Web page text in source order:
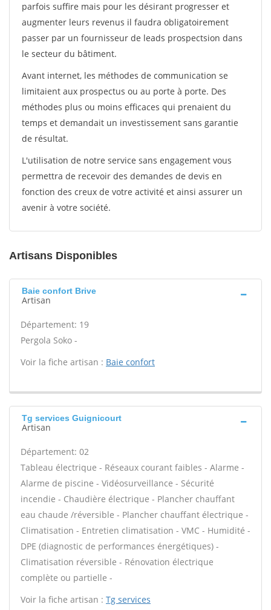
parfois suffire mais pour les désirant progresser et
augmenter leurs revenus il faudra obligatoirement
passer par un fournisseur de leads prospectsion dans
le secteur du bâtiment.
Avant internet, les méthodes de communication se
limitaient aux prospectus ou au porte à porte. Des
méthodes plus ou moins efficaces qui prenaient du
temps et demandait un investissement sans garantie
de résultat.
L'utilisation de notre service sans engagement vous
permettra de recevoir des demandes de devis en
fonction des creux de votre activité et ainsi assurer un
avenir à votre société.
Artisans Disponibles
Baie confort Brive
Artisan
Département: 19
Pergola Soko -
Voir la fiche artisan : Baie confort
Tg services Guignicourt
Artisan
Département: 02
Tableau électrique - Réseaux courant faibles - Alarme -
Alarme de piscine - Vidéosurveillance - Sécurité
incendie - Chaudière électrique - Plancher chauffant
eau chaude /réversible - Plancher chauffant électrique -
Climatisation - Entretien climatisation - VMC - Humidité -
DPE (diagnostic de performances énergétiques) -
Climatisation réversible - Rénovation électrique
complète ou partielle -
Voir la fiche artisan : Tg services